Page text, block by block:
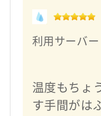
利用サーバー
温度もちょ
す手間がは